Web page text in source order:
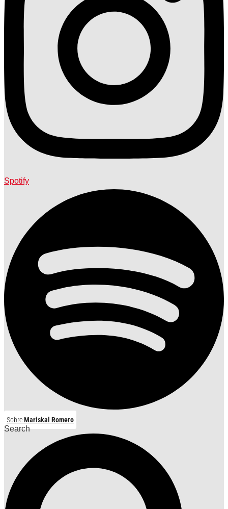
Spotify
SobreMariskal Romero
Search